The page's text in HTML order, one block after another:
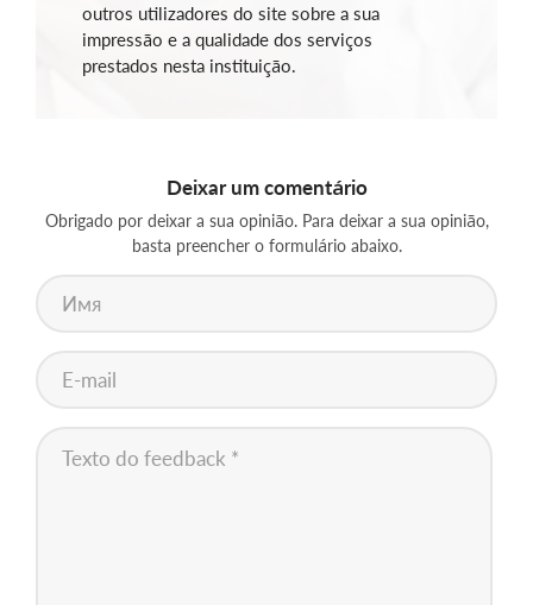
outros utilizadores do site sobre a sua
impressão e a qualidade dos serviços
prestados nesta instituição.
Deixar um comentário
Obrigado por deixar a sua opinião. Para deixar a sua opinião,
basta preencher o formulário abaixo.